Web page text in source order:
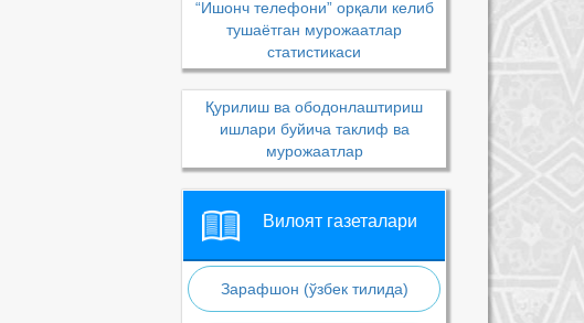
“Ишонч телефони” орқали келиб
тушаётган мурожаатлар
статистикаси
Қурилиш ва ободонлаштириш
ишлари буйича таклиф ва
мурожаатлар
Вилоят газеталари
Зарафшон (ўзбек тилида)